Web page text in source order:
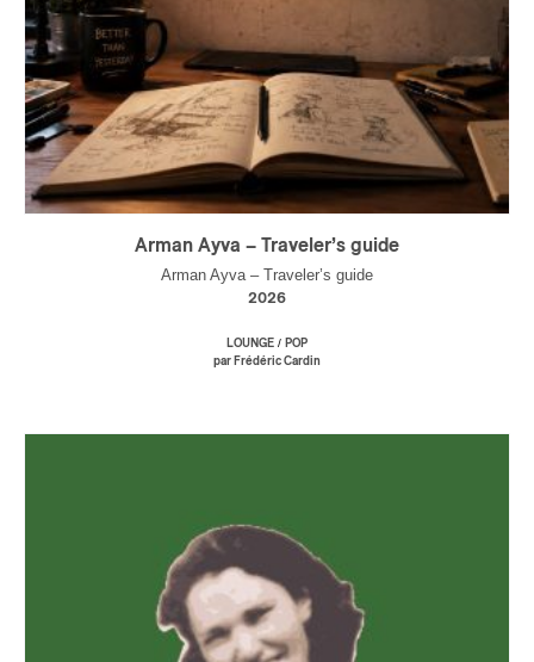
Arman Ayva – Traveler’s guide
Arman Ayva – Traveler’s guide
2026
LOUNGE / POP
par Frédéric Cardin